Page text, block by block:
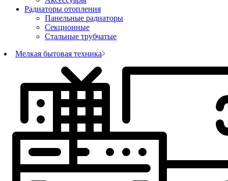
Радиаторы отопления
Панельные радиаторы
Секционные
Стальные трубчатые
Мелкая бытовая техника